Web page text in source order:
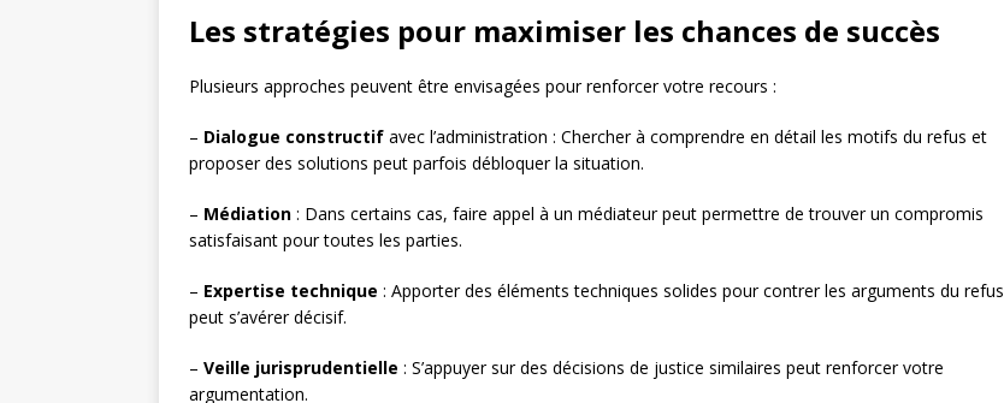
Les stratégies pour maximiser les chances de succès
Plusieurs approches peuvent être envisagées pour renforcer votre recours :
– Dialogue constructif avec l’administration : Chercher à comprendre en détail les motifs du refus et
proposer des solutions peut parfois débloquer la situation.
– Médiation : Dans certains cas, faire appel à un médiateur peut permettre de trouver un compromis
satisfaisant pour toutes les parties.
– Expertise technique : Apporter des éléments techniques solides pour contrer les arguments du refus
peut s’avérer décisif.
– Veille jurisprudentielle : S’appuyer sur des décisions de justice similaires peut renforcer votre
argumentation.